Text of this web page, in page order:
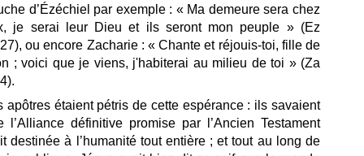
d’Ézéchiel par exemple : « Ma demeure sera chez
je serai leur Dieu et ils seront mon peuple » (Ez
ou encore Zacharie : « Chante et réjouis-toi, fille de
; voici que je viens, j'habiterai au milieu de toi » (Za
apôtres étaient pétris de cette espérance : ils savaient
l’Alliance définitive promise par l’Ancien Testament
destinée à l’humanité tout entière ; et tout au long de